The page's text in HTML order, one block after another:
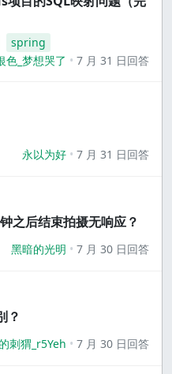
spring
色_梦想哭了
7 月 31 日回答
永以为好 7 月 31 日回答
之后结束拍摄无响应？
黑暗的光明 7 月 30 日回答
？
刺猬_r5Yeh 7 月 30 日回答